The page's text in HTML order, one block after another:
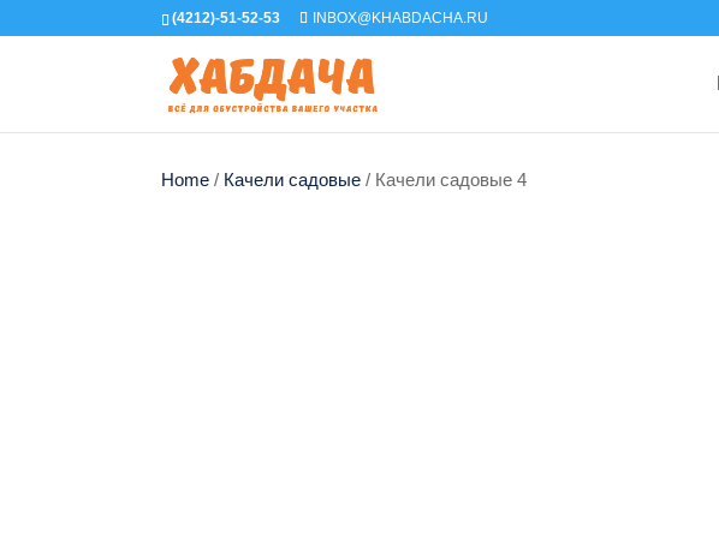
(4212)-51-52-53 INBOX@KHABDACHA.RU
Home / Качели садовые / Качели садовые 4